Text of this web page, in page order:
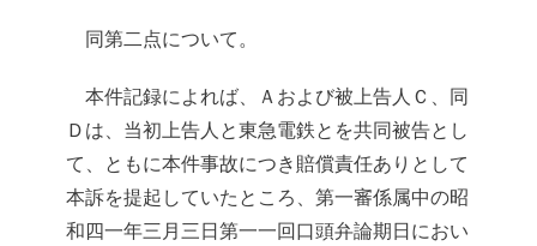
同第二点について。
本件記録によれば、Ａおよび被上告人Ｃ、同
Ｄは、当初上告人と東急電鉄とを共同被告とし
て、ともに本件事故につき賠償責任ありとして
本訴を提起していたところ、第一審係属中の昭
和四一年三月三日第一一回口頭弁論期日におい